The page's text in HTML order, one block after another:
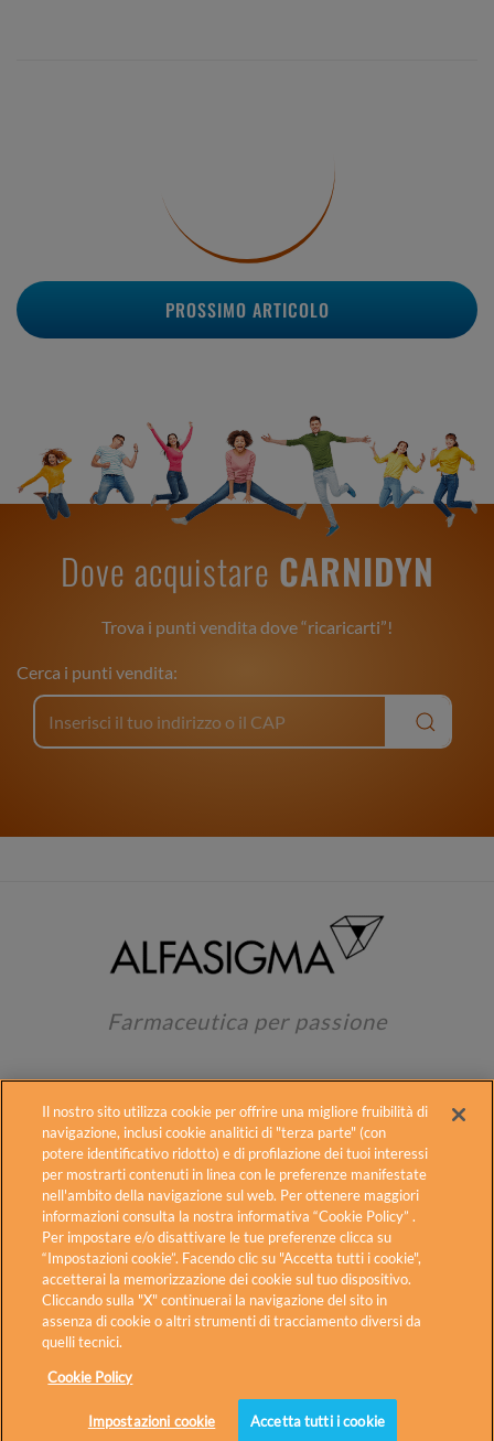
PROSSIMO ARTICOLO
Dove acquistare CARNIDYN
Trova i punti vendita dove “ricaricarti”!
Cerca i punti vendita:
Farmaceutica per passione
Alfasigma Contatti
Fogli illustrativi
Cookie Policy
Diritti degli interessati
Privacy Policy
Carnidyn in TV Accessibilità
Alfasigma S.p.A. – Sede Legale: Via Ragazzi del ’99 n.5 – 40133
Bologna – Italia
Codice Fiscale, Partita IVA ed iscrizione al Registro delle Imprese di
Scarica i consigli in pdf
Il nostro sito utilizza cookie per offrire una migliore fruibilità di
navigazione, inclusi cookie analitici di "terza parte" (con
potere identificativo ridotto) e di profilazione dei tuoi interessi
per mostrarti contenuti in linea con le preferenze manifestate
nell'ambito della navigazione sul web. Per ottenere maggiori
informazioni consulta la nostra informativa “Cookie Policy” .
Per impostare e/o disattivare le tue preferenze clicca su
“Impostazioni cookie”. Facendo clic su "Accetta tutti i cookie",
accetterai la memorizzazione dei cookie sul tuo dispositivo.
Cliccando sulla "X" continuerai la navigazione del sito in
assenza di cookie o altri strumenti di tracciamento diversi da
quelli tecnici.
Cookie Policy
Impostazioni cookie Accetta tutti i cookie